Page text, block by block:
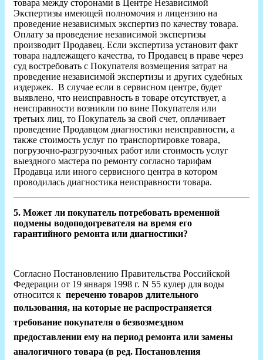
товара между сторонами в Центре Независимой
Экспертизы имеющей полномочия и лицензию на
проведение независимых экспертиз по качеству товара.
Оплату за проведение независимой экспертизы
производит Продавец. Если экспертиза установит факт
товара надлежащего качества, то Продавец в праве через
суд востребовать с Покупателя возмещения затрат на
проведение независимой экспертизы и других судебных
издержек. В случае если в сервисном центре, будет
выявлено, что неисправность в товаре отсутствует, а
неисправности возникли по вине Покупателя или
третьих лиц, то Покупатель за свой счет, оплачивает
проведение Продавцом диагностики неисправности, а
также стоимость услуг по транспортировке товара,
погрузочно-разгрузочных работ или стоимость услуг
выездного мастера по ремонту согласно тарифам
Продавца или иного сервисного центра в котором
проводилась диагностика неисправности товара.
5. Может ли покупатель потребовать временной
подмены водоподогревателя на время его
гарантийного ремонта или диагностики?
Согласно Постановлению Правительства Российской
Федерации от 19 января 1998 г. N 55 кулер для воды
относится к переченю товаров длительного
пользования, на которые не распространяется
требование покупателя о безвозмездном
предоставлении ему на период ремонта или замены
аналогичного товара (в ред. Постановления